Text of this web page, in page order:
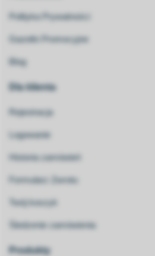
Polityka Prywatności
Gazetki Promocyjne
Blog
Dla klienta
Rejestracja
Logowanie
Historia zamówień
Formularz Zwrotu
Twój koszyk
Śledzenie zamówienia
Produkty